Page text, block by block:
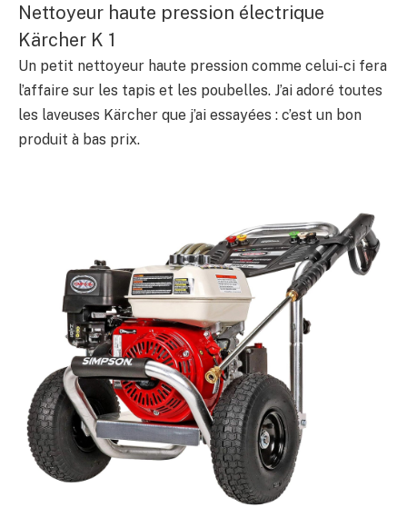
Nettoyeur haute pression électrique
Kärcher K 1
Un petit nettoyeur haute pression comme celui-ci fera
l’affaire sur les tapis et les poubelles. J’ai adoré toutes
les laveuses Kärcher que j’ai essayées : c’est un bon
produit à bas prix.